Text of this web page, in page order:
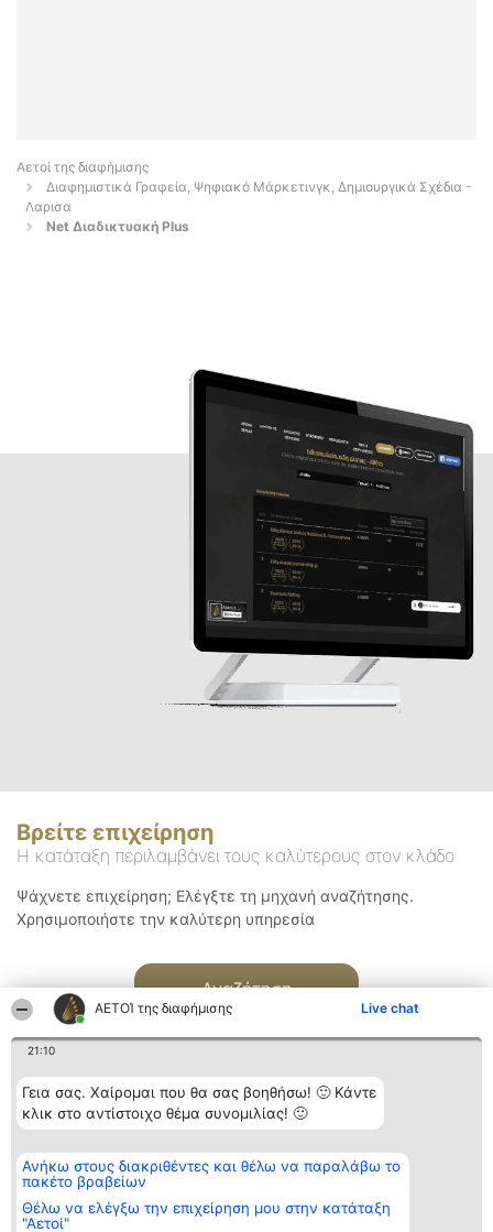
ΑΕΤΟΊ της διαφήμισης Live chat
21:10
Γεια σας. Χαίρομαι που θα σας βοηθήσω! 🙂 Κάντε
κλικ στο αντίστοιχο θέμα συνομιλίας! 🙂
Ανήκω στους διακριθέντες και θέλω να παραλάβω το
πακέτο βραβείων
Θέλω να ελέγξω την επιχείρηση μου στην κατάταξη
"Αετοί"
Αετοί της διαφήμισης
Διαφημιστικά Γραφεία, Ψηφιακό Μάρκετινγκ, Δημιουργικά Σχέδια -
Λαρισα
Net Διαδικτυακή Plus
Βρείτε επιχείρηση
Η κατάταξη περιλαμβάνει τους καλύτερους στον κλάδο
Ψάχνετε επιχείρηση; Ελέγξτε τη μηχανή αναζήτησης.
Χρησιμοποιήστε την καλύτερη υπηρεσία
Αναζήτηση
Διοργανωτής της
κατάταξης
BEAUTIFUL COMPANY
ΤΗΛ. ΕΠΙΚΟΙΝΩΝΙΑΣ:
Κατάταξη
Διακριθέντες
των
διακριθέντων
Επικοινωνία
Επικοινωνία